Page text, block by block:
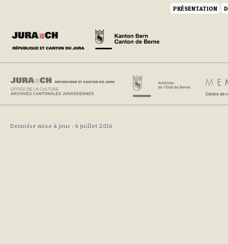
PRÉSENTATION
Dernière mise à jour : 4 juillet 2016